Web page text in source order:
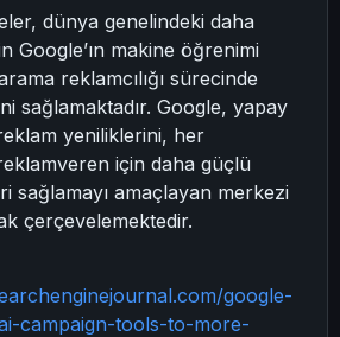
dünya genelindeki daha
Google’ın makine öğrenimi
reklamcılığı sürecinde
sağlamaktadır. Google, yapay
yeniliklerini, her
için daha güçlü
sağlamayı amaçlayan merkezi
çerçevelemektedir.
google-
campaign-tools-to-more-